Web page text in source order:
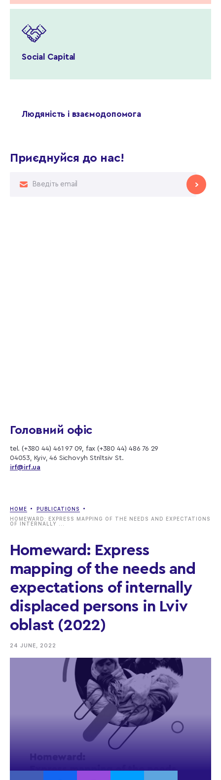
Social Capital
Людяність і взаємодопомога
Приєднуйся до нас!
Головний офіс
tel. (+380 44) 461 97 09, fax (+380 44) 486 76 29
04053, Kyiv, 46 Sichovyh Striltsiv St.
irf@irf.ua
HOME
PUBLICATIONS
HOMEWARD: EXPRESS MAPPING OF THE NEEDS AND EXPECTATIONS
OF INTERNALLY ...
Homeward: Express
mapping of the needs and
expectations of internally
displaced persons in Lviv
oblast (2022)
24 JUNE, 2022